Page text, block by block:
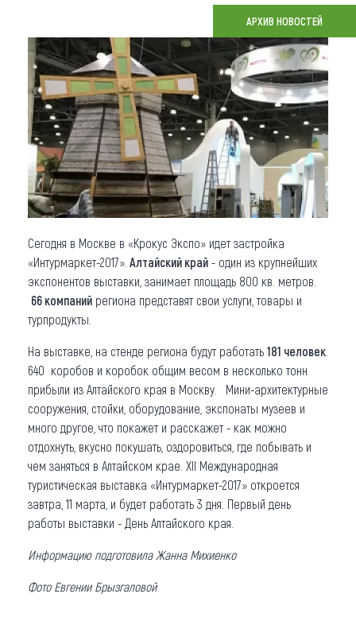
О регионе
Коллекция впечатлений
Другие рубрики
АРХИВ НОВОСТЕЙ
Сегодня в Москве в «Крокус Экспо» идет застройка
«Интурмаркет-2017». Алтайский край - один из крупнейших
экспонентов выставки, занимает площадь 800 кв. метров.
66 компаний региона представят свои услуги, товары и
турпродукты.
На выставке, на стенде региона будут работать 181 человек
640 коробов и коробок общим весом в несколько тонн
прибыли из Алтайского края в Москву. Мини-архитектурные
сооружения, стойки, оборудование, экспонаты музеев и
много другое, что покажет и расскажет - как можно
отдохнуть, вкусно покушать, оздоровиться, где побывать и
чем заняться в Алтайском крае. XII Международная
туристическая выставка «Интурмаркет-2017» откроется
завтра, 11 марта, и будет работать 3 дня. Первый день
работы выставки - День Алтайского края.
Информацию подготовила Жанна Михиенко
Фото Евгении Брызгаловой